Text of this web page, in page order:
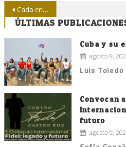
Navegación
de
entradas
Cada enero, un nuevo reto para Adelante
ÚLTIMAS
Cuba y su
agosto 9,
Luis Toledo
Convocan
futuro
agosto 9,